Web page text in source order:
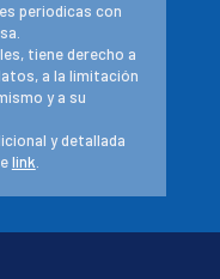
periodicas con
tiene derecho a
a la limitación
y a su
y detallada
link